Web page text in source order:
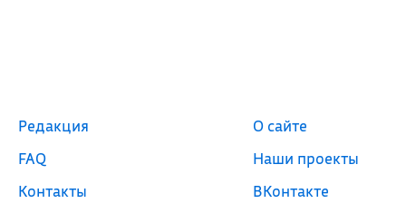
Редакция
FAQ
Контакты
О сайте
Наши проекты
ВКонтакте